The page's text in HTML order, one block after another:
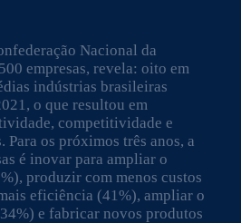
Nacional da
empresas, revela: oito em
indústrias brasileiras
o que resultou em
competitividade e
os próximos três anos, a
é inovar para ampliar o
produzir com menos custos
eficiência (41%), ampliar o
e fabricar novos produtos